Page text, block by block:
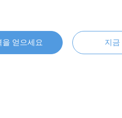
을 얻으세요 지금